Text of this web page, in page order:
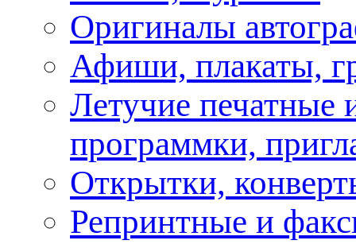
Оригиналы
Афиши, плакаты,
Летучие печатные
программки,
Открытки,
Репринтные и